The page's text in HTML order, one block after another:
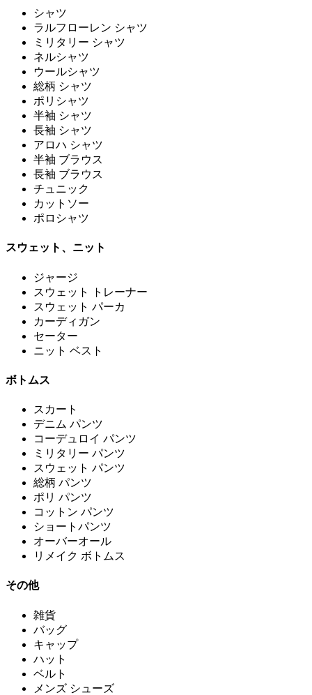
シャツ
ラルフローレン シャツ
ミリタリー シャツ
ネルシャツ
ウールシャツ
総柄 シャツ
ポリシャツ
半袖 シャツ
長袖 シャツ
アロハ シャツ
半袖 ブラウス
長袖 ブラウス
チュニック
カットソー
ポロシャツ
スウェット、ニット
ジャージ
スウェット トレーナー
スウェット パーカ
カーディガン
セーター
ニット ベスト
ボトムス
スカート
デニム パンツ
コーデュロイ パンツ
ミリタリー パンツ
スウェット パンツ
総柄 パンツ
ポリ パンツ
コットン パンツ
ショートパンツ
オーバーオール
リメイク ボトムス
その他
雑貨
バッグ
キャップ
ハット
ベルト
メンズ シューズ